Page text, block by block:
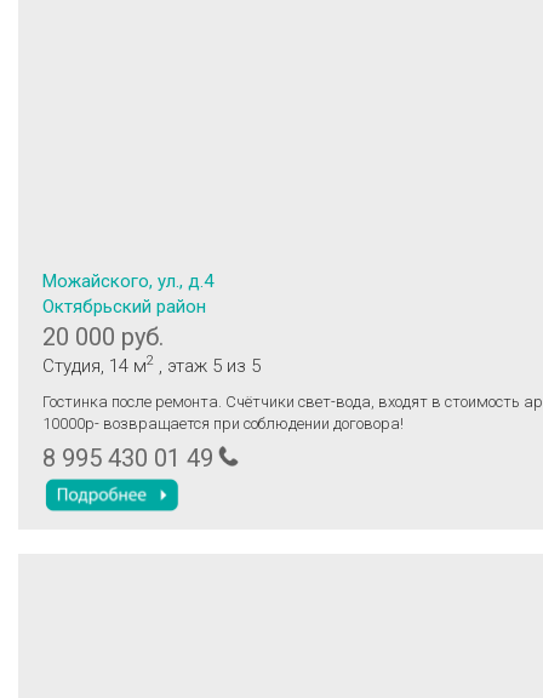
Можайского, ул., д.4
Октябрьский район
20 000 руб.
Студия, 14 м2 , этаж 5 из 5
Гостинка после ремонта. Счётчики свет-вода, входят в стоимость
10000р- возвращается при соблюдении договора!
8 995 430 01 49